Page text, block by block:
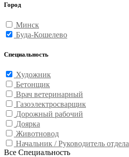
Город
Минск
Буда-Кошелево
Специальность
Художник
Бетонщик
Врач ветеринарный
Газоэлектросварщик
Дорожный рабочий
Доярка
Животновод
Начальник / Руководитель отдела
Все Специальность